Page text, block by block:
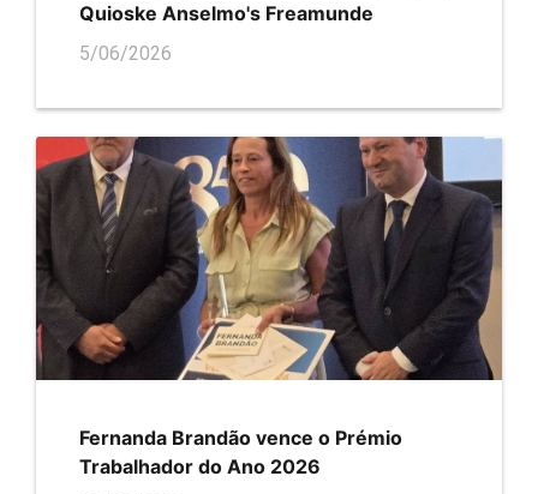
Quioske Anselmo's Freamunde
5/06/2026
Fernanda Brandão vence o Prémio
Trabalhador do Ano 2026